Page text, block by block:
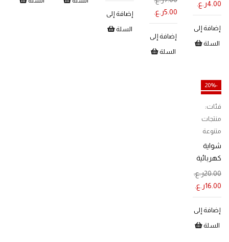
4.00ر.ع.
إضافة إلى
السلة
ته
5.00ر.ع.
إضافة إلى
السلة
إضافة إلى
السلة
-20%
مميز
فئات:
منتجات
متنوعة
شواية
كهربائية
20.00ر.ع.
16.00ر.ع.
إضافة إلى
السلة